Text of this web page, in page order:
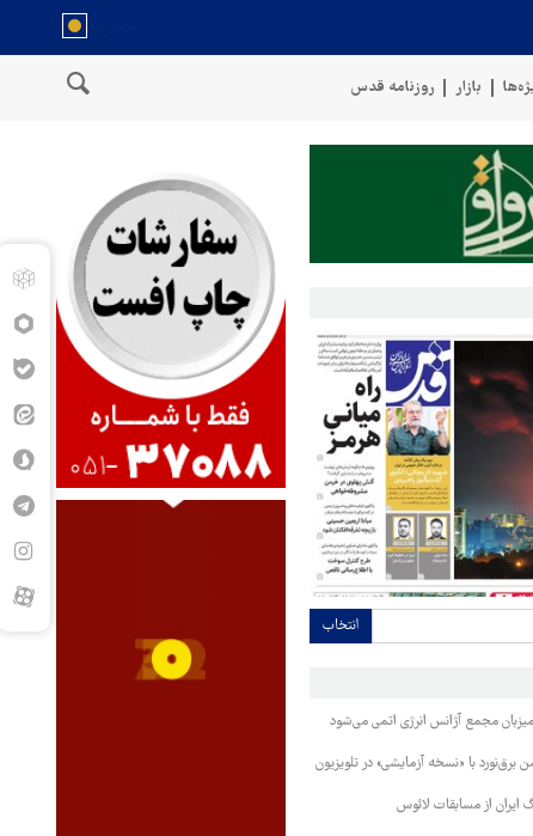
بازار روزنامه قدس
سخنگوی نیروهای مسلح یمن: کشتی نفتی عربستان را با موشک بالستیک هدف
انتخاب
میزبان مجمع آژانس انرژی اتمی می‌شود
با «نسخه آزمایشی» در تلویزیون
از مسابقات لائوس